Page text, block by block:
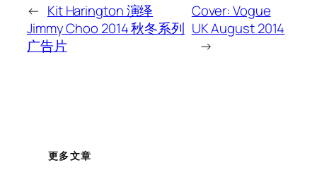
← Kit Harington 演绎
Jimmy Choo 2014 秋冬系列
广告片
Cover: Vogue
UK August 2014
→
更多文章